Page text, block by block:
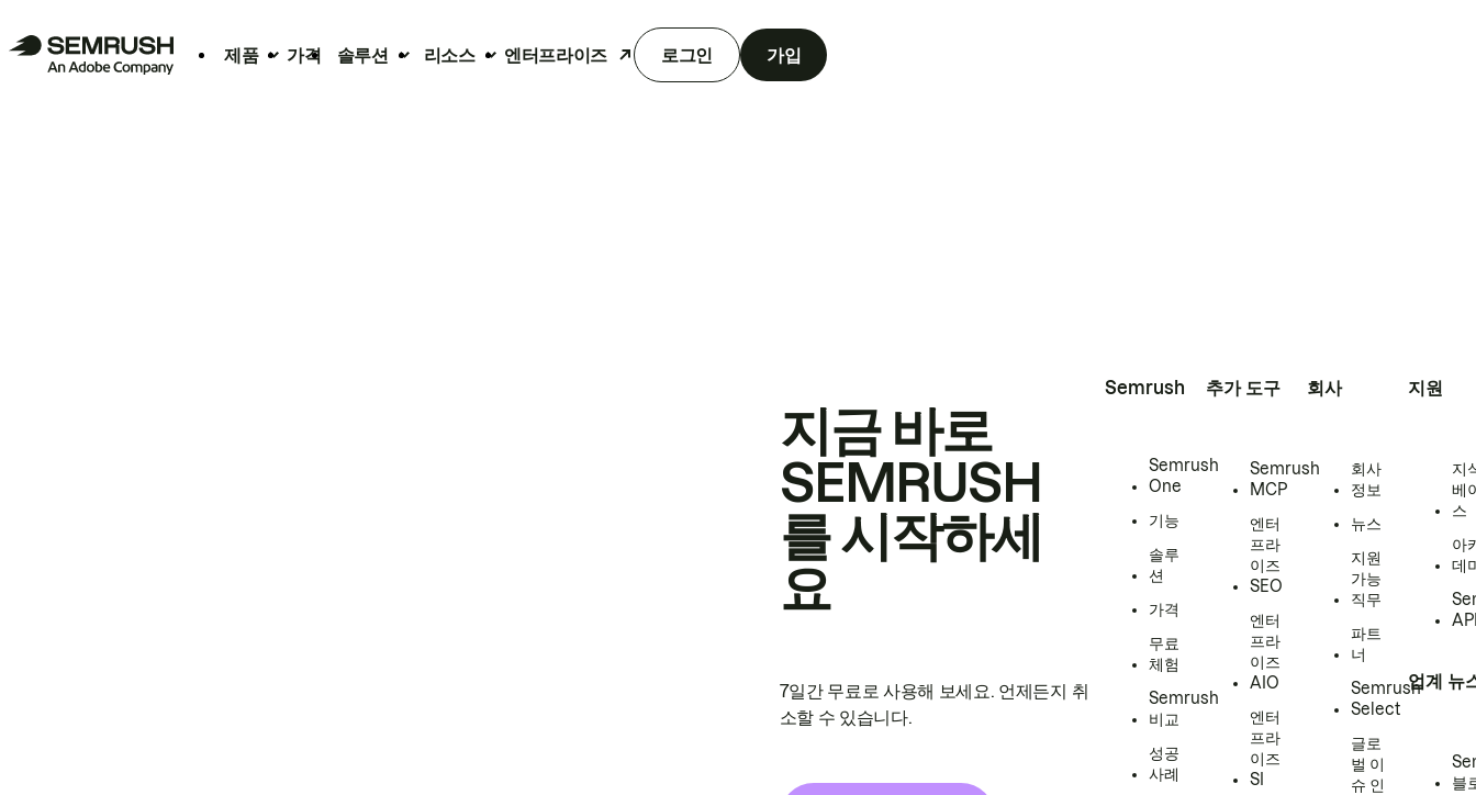
제품 가격 솔루션 리소스 엔터프라이즈 로그인 가입
지금 바로
SEMRUSH
를 시작하세
요
7일간 무료로 사용해 보세요. 언제든지 취
소할 수 있습니다.
Semrush
Semrush
One
기능
솔루
션
가격
무료
체험
Semrush
비교
성공
사례
추가 도구
Semrush
MCP
엔터
프라
이즈
SEO
엔터
프라
이즈
AIO
엔터
프라
이즈
SI
회사
회사
정보
뉴스
지원
가능
직무
파트
너
Semrush
Select
글로
벌 이
슈 인
지원
지
베
스
아
데
업계 뉴
블